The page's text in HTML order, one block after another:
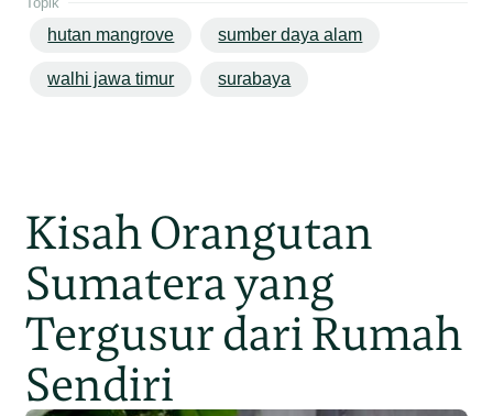
hutan mangrove sumber daya alam
walhi jawa timur surabaya
Kisah Orangutan
Sumatera yang
Tergusur dari Rumah
Sendiri